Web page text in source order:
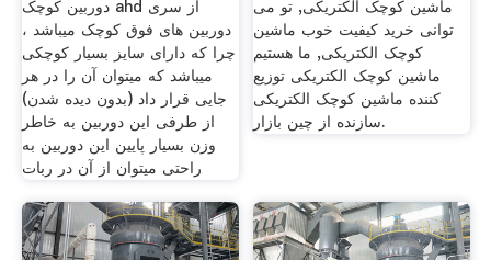
دوربین کوچک ahd از سری
دوربین های فوق کوچک میباشد ،
چرا که دارای سایز بسیار کوچکی
میباشد که میتوان آن را در هر
جایی قرار داد (بدون دیده شدن)
از طرفی این دوربین به خاطر
وزن بسیار پایین این دوربین به
راحتی میتوان از آن در ربات
ماشین کوچک الکتریکی, تو می
توانی خرید کیفیت خوب ماشین
کوچک الکتریکی, ما هستیم
ماشین کوچک الکتریکی توزیع
کننده ماشین کوچک الکتریکی
سازنده از چین بازار.